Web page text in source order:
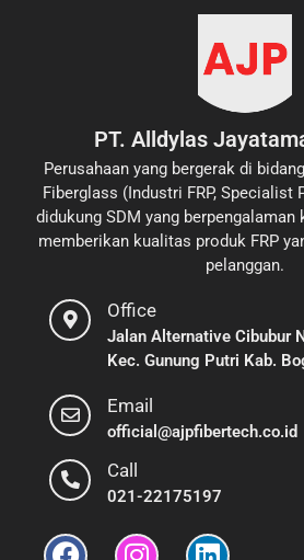
PT. Alldylas
Perusahaan yang bergerak di
Fiberglass (Industri FRP, Specialist
didukung SDM yang
memberikan kualitas produk FRP
pelanggan.
Office
Jalan Alternative Cibubur
Kec. Gunung Putri Kab.
Email
official@ajpfibertech.co.id
Call
021-22175197